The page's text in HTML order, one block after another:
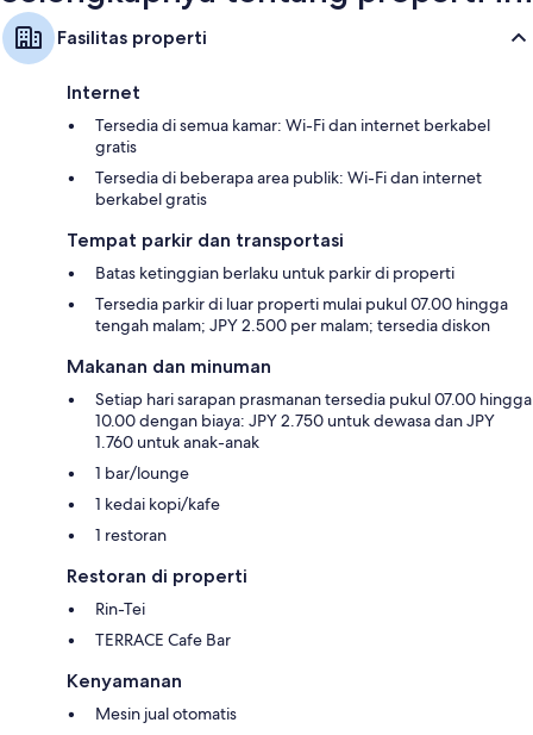
Fasilitas properti
Internet
Tersedia di semua kamar: Wi-Fi dan internet berkabel
gratis
Tersedia di beberapa area publik: Wi-Fi dan internet
berkabel gratis
Tempat parkir dan transportasi
Batas ketinggian berlaku untuk parkir di properti
Tersedia parkir di luar properti mulai pukul 07.00 hingga
tengah malam; JPY 2.500 per malam; tersedia diskon
Makanan dan minuman
Setiap hari sarapan prasmanan tersedia pukul 07.00 hingga
10.00 dengan biaya: JPY 2.750 untuk dewasa dan JPY
1.760 untuk anak-anak
1 bar/lounge
1 kedai kopi/kafe
1 restoran
Restoran di properti
Rin-Tei
TERRACE Cafe Bar
Kenyamanan
Mesin jual otomatis